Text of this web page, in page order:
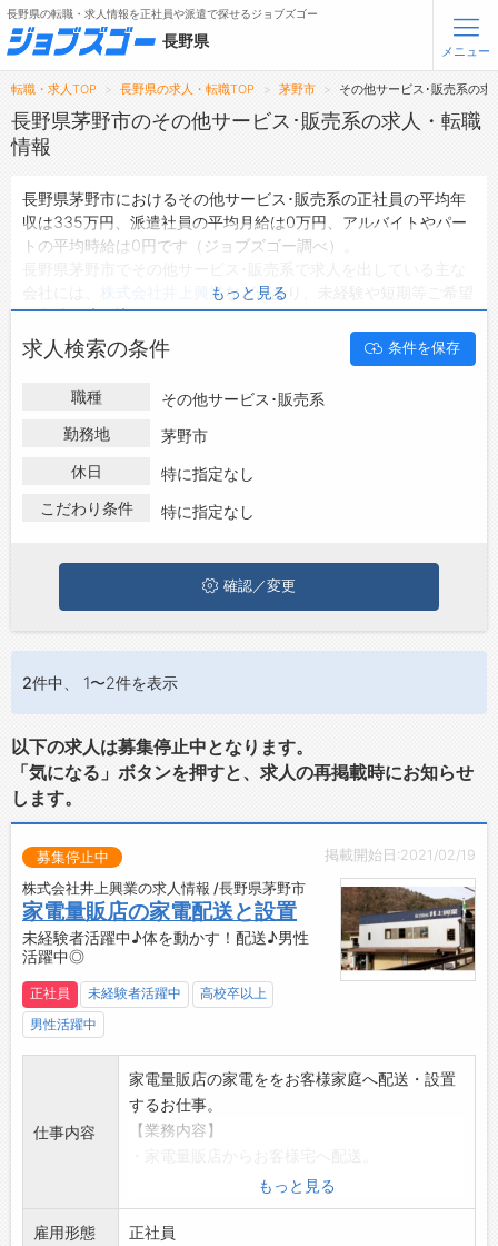
無料会員登録 ログイン
トップ
詳細情報で求人を探す
【初めての方へ】
長野県の求人検索で選ばれる理由
転職支援サービスについて
転職支援サービス
転職ノウハウ(応募書類の書き方・面接対策など)
転職・採用コラム
長野県の転職・求人情報を正社員や派遣で探せるジョブズゴー
長野県
メニュー
転職・求人TOP 長野県の求人・転職TOP 茅野市 その他サービス･販売系の求
長野県茅野市のその他サービス･販売系の求人・転職
情報
長野県茅野市におけるその他サービス･販売系の正社員の平均年
収は335万円、派遣社員の平均月給は0万円、アルバイトやパー
トの平均時給は0円です（ジョブズゴー調べ）。
株式会社井上興業 などがあり、未経験や短期等ご希望
の条件で絞り込みができます。
長野県茅野市の地域密着型の求人サイトであるジョブズゴーでは
長野県茅野市の求人情報を2件取り扱っており、そのうち正社員
は2件、
は0件です。
ハローワークにはない求人も多数扱っており、転職だけでなく、
茅野市でその他サービス･販売系の求人・転職情報を探している
方は、ぜひ興味のある職種に応募してみてくださいね。
もっと見る
求人検索の条件 条件を保存
職種
その他サービス･販売系
勤務地
茅野市
休日
特に指定なし
こだわり条件
特に指定なし
確認／変更
2件中、 1〜2件を表示
以下の求人は募集停止中となります。
「気になる」ボタンを押すと、求人の再掲載時にお知らせ
します。
掲載開始日:2021/02/19
募集停止中
株式会社井上興業の求人情報 /長野県茅野市
家電量販店の家電配送と設置
未経験者活躍中♪体を動かす！配送♪男性
活躍中◎
正社員 未経験者活躍中
高校卒以上
男性活躍中
仕事内容
家電量販店の家電ををお客様家庭へ配送・設置
するお仕事。
【業務内容】
・各家庭へ家電を搬入し、設置します。
・家電：テレビ、冷蔵庫、洗濯機等
・重量物もありますが、1人で運ぶことはありま
もっと見る
雇用形態 正社員